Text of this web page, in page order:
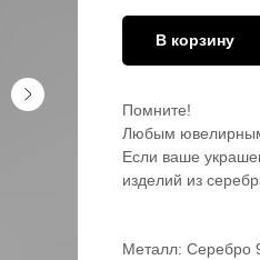
В корзину
Помните!
Любым ювелирным
Если ваше
изделий из
Металл: Серебро